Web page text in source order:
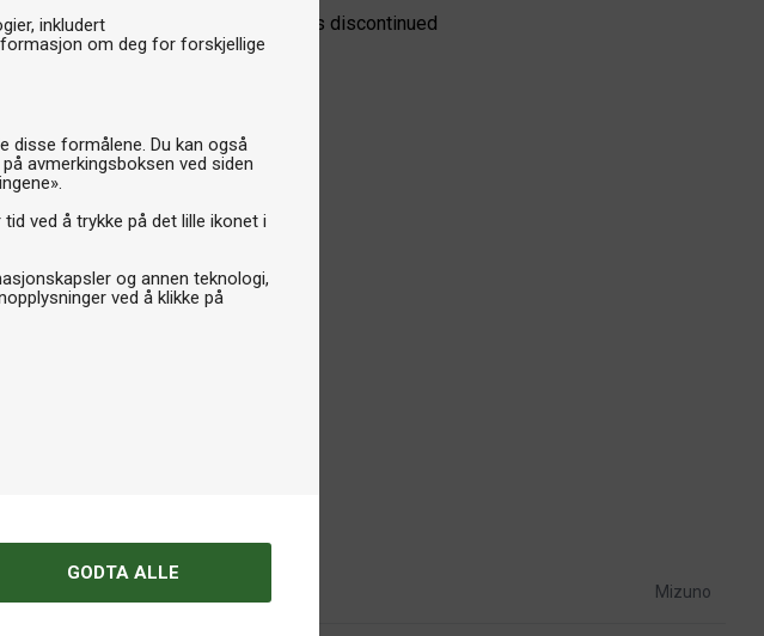
inkludert
om deg for forskjellige
disse formålene. Du kan også
avmerkingsboksen ved siden
ved å trykke på det lille ikonet i
og annen teknologi,
ved å klikke på
GODTA ALLE
Product information
The product is discontinued
Mizuno